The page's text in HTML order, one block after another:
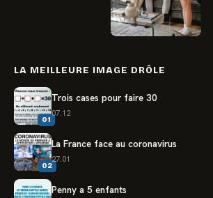
LA MEILLEURE IMAGE DRÔLE
01
Trois cases pour faire 30
07.12
02
La France face au coronavirus
27.01
Penny a 5 enfants